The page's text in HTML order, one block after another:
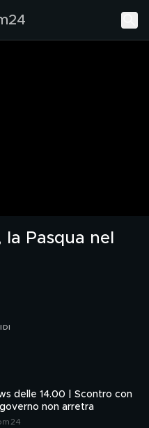
Pasqua nel
delle 14.00 | Scontro con
governo non arretra